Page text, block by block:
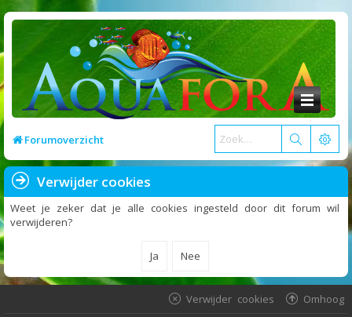
Forumoverzicht
Verwijder cookies
Weet je zeker dat je alle cookies ingesteld door dit forum wil
verwijderen?
Omhoog
Verwijder cookies